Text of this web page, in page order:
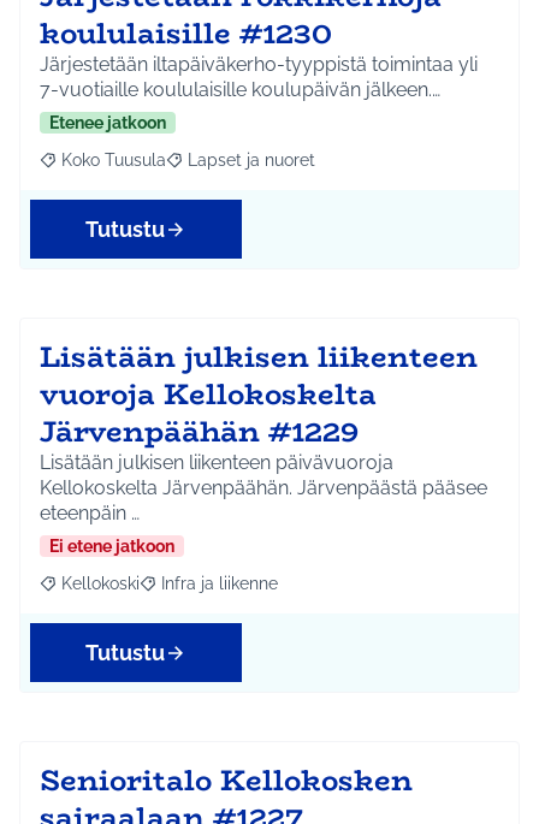
koululaisille #1230
Järjestetään iltapäiväkerho-tyyppistä toimintaa yli
7-vuotiaille koululaisille koulupäivän jälkeen.…
Etenee jatkoon
Rajaa tulokset aihepiirin mukaan: Koko Tuusula
Koko Tuusula Rajaa tulokset teeman mukaan: Lapset ja
Lapset ja nuoret
Tutustu
Lisätään julkisen liikenteen
vuoroja Kellokoskelta
Järvenpäähän #1229
Lisätään julkisen liikenteen päivävuoroja
Kellokoskelta Järvenpäähän. Järvenpäästä pääsee
eteenpäin …
Ei etene jatkoon
Rajaa tulokset aihepiirin mukaan: Kellokoski
Kellokoski Rajaa tulokset teeman mukaan: Infra ja liikenne
Infra ja liikenne
Tutustu
Senioritalo Kellokosken